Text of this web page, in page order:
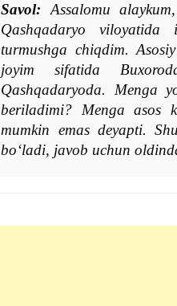
Savol: Assalomu
Qashqadaryo viloyatida
turmushga chiqdim.
joyim sifatida
Qashqadaryoda. Menga
beriladimi? Menga asos
mumkin emas deyapti.
boʻladi, javob uchun